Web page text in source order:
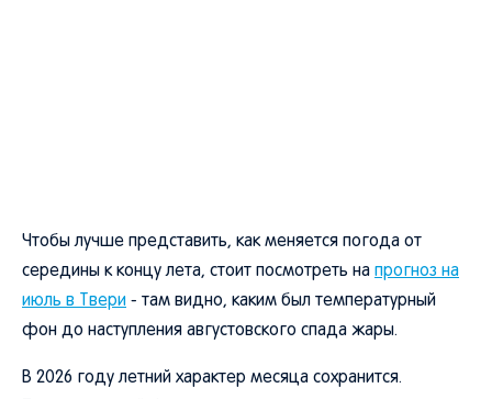
Чтобы лучше представить, как меняется погода от
середины к концу лета, стоит посмотреть на прогноз на
июль в Твери - там видно, каким был температурный
фон до наступления августовского спада жары.
В 2026 году летний характер месяца сохранится.